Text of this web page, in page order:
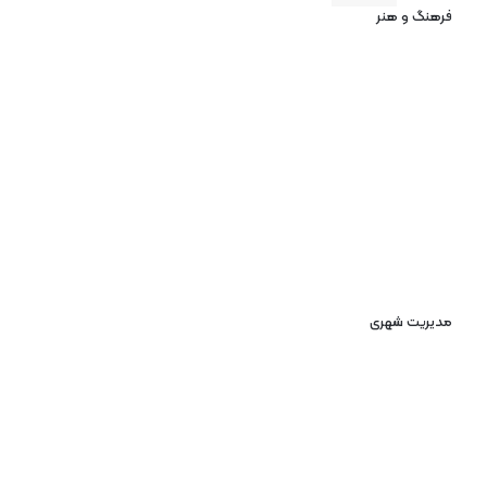
فرهنگ و هنر
مدیریت شهری